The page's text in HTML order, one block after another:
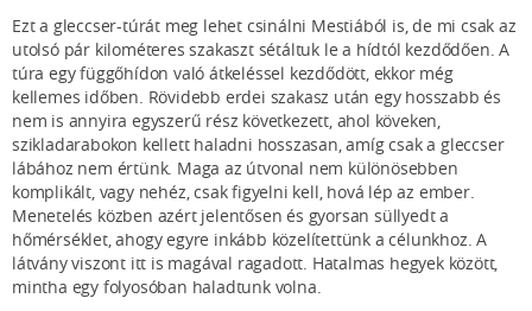
Ezt a gleccser-túrát meg lehet csinálni Mestiából is, de mi csak az
utolsó pár kilométeres szakaszt sétáltuk le a hídtól kezdődően. A
túra egy függőhídon való átkeléssel kezdődött, ekkor még
kellemes időben. Rövidebb erdei szakasz után egy hosszabb és
nem is annyira egyszerű rész következett, ahol köveken,
szikladarabokon kellett haladni hosszasan, amíg csak a gleccser
lábához nem értünk. Maga az útvonal nem különösebben
komplikált, vagy nehéz, csak figyelni kell, hová lép az ember.
Menetelés közben azért jelentősen és gyorsan süllyedt a
hőmérséklet, ahogy egyre inkább közelítettünk a célunkhoz. A
látvány viszont itt is magával ragadott. Hatalmas hegyek között,
mintha egy folyosóban haladtunk volna.